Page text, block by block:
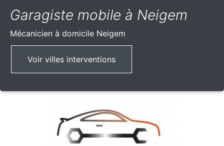
Garagiste mobile à Neigem
Mécanicien à domicile Neigem
Voir villes interventions